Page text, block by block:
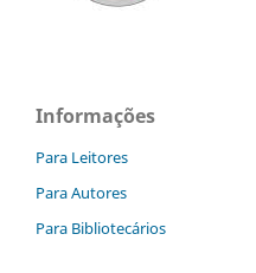
Informações
Para Leitores
Para Autores
Para Bibliotecários